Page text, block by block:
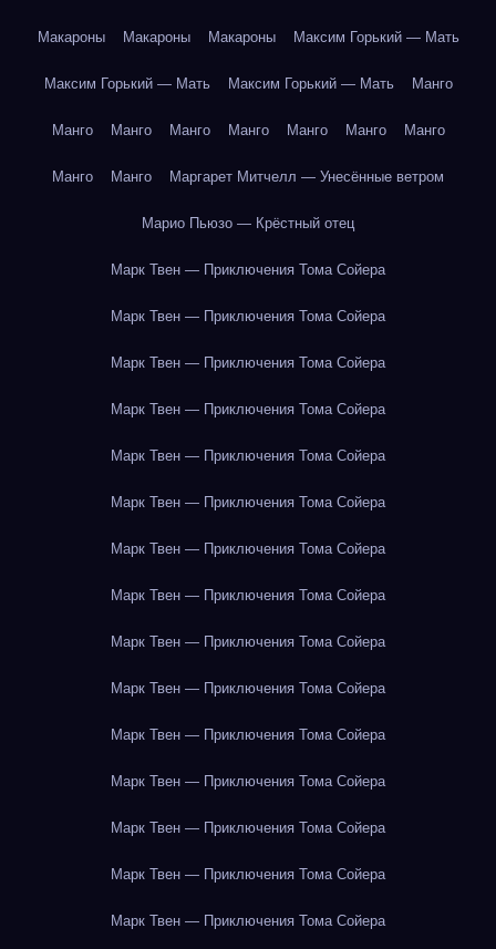
Макароны Макароны Макароны Максим Горький — Мать
Максим Горький — Мать Максим Горький — Мать Манго
Манго Манго Манго Манго Манго Манго Манго
Манго Манго Маргарет Митчелл — Унесённые ветром
Марио Пьюзо — Крёстный отец
Марк Твен — Приключения Тома Сойера
Марк Твен — Приключения Тома Сойера
Марк Твен — Приключения Тома Сойера
Марк Твен — Приключения Тома Сойера
Марк Твен — Приключения Тома Сойера
Марк Твен — Приключения Тома Сойера
Марк Твен — Приключения Тома Сойера
Марк Твен — Приключения Тома Сойера
Марк Твен — Приключения Тома Сойера
Марк Твен — Приключения Тома Сойера
Марк Твен — Приключения Тома Сойера
Марк Твен — Приключения Тома Сойера
Марк Твен — Приключения Тома Сойера
Марк Твен — Приключения Тома Сойера
Марк Твен — Приключения Тома Сойера